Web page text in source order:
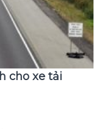
cho xe tải